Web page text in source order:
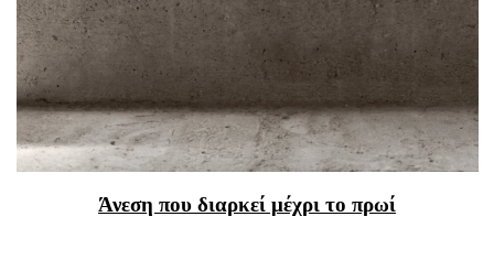
Άνεση που διαρκεί μέχρι το πρωί